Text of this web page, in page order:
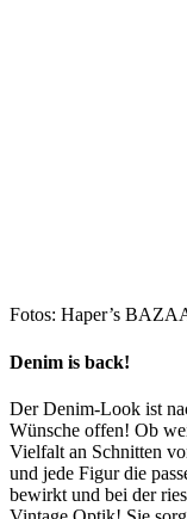
Fotos: Haper’s
Denim is back!
Der Denim-Look ist
Wünsche offen! Ob
Vielfalt an Schnitten
und jede Figur die
bewirkt und bei der